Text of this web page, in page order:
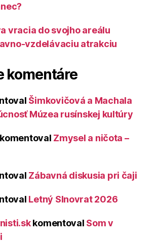
vracia do svojho areálu
vzdelávaciu atrakciu
komentáre
Šimkovičová a Machala
Múzea rusínskej kultúry
komentoval Zmysel a ničota –
Zábavná diskusia pri čaji
Letný Slnovrat 2026
komentoval Som v